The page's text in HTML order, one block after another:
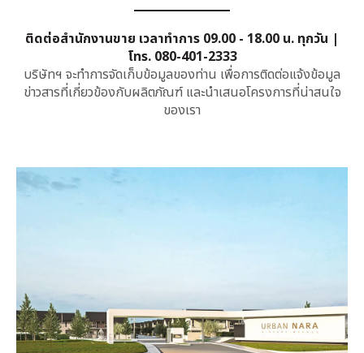
ติดต่อสำนักงานขาย เวลาทำการ 09.00 - 18.00 น. ทุกวัน |
โทร. 080-401-2333
บริษัทฯ จะทำการจัดเก็บข้อมูลของท่าน เพื่อการติดต่อแจ้งข้อมูล
ข่าวสารที่เกี่ยวข้องกับผลิตภัณฑ์ และนำเสนอโครงการที่น่าสนใจ
ของเรา